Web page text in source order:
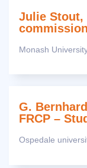
Julie Stout,
Monash
G.
FRCP –
Ospedale